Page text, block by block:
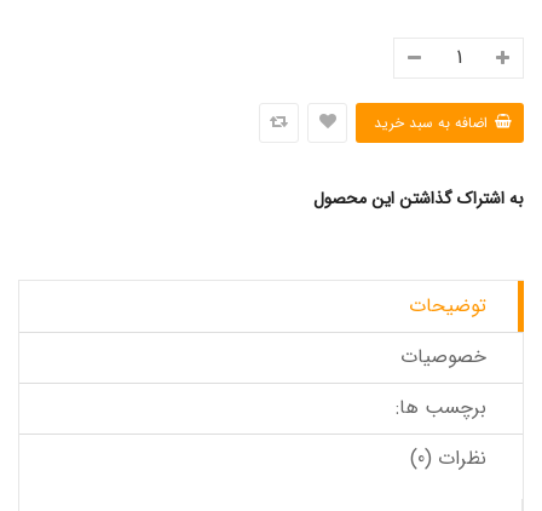
به اشتراک گذاشتن این محصول
توضیحات
خصوصیات
برچسب ها:
نظرات (0)